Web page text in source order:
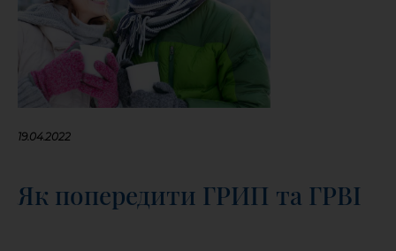
19.04.2022
Як попередити ГРИП та ГРВІ